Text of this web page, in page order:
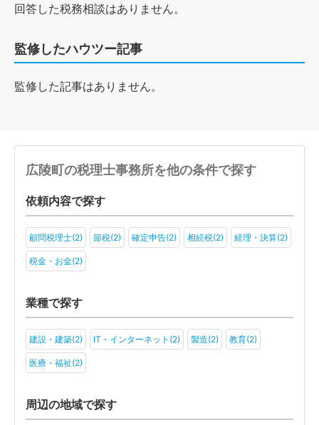
回答した税務相談はありません。
監修したハウツー記事
監修した記事はありません。
広陵町の税理士事務所を他の条件で探す
依頼内容で探す
顧問税理士(2) 節税(2) 確定申告(2) 相続税(2) 経理・決算(2)
税金・お金(2)
業種で探す
建設・建築(2) IT・インターネット(2) 製造(2) 教育(2)
医療・福祉(2)
周辺の地域で探す